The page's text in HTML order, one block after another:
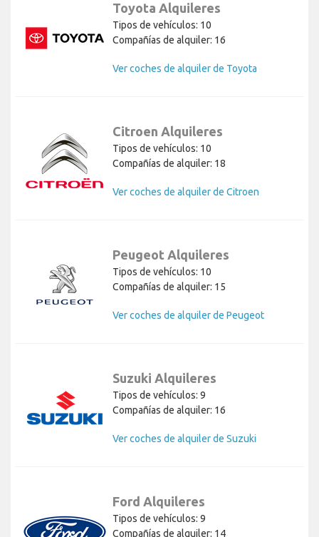
Toyota Alquileres
Tipos de vehículos: 10
Compañías de alquiler: 16
Ver coches de alquiler de Toyota
Citroen Alquileres
Tipos de vehículos: 10
Compañías de alquiler: 18
Ver coches de alquiler de Citroen
Peugeot Alquileres
Tipos de vehículos: 10
Compañías de alquiler: 15
Ver coches de alquiler de Peugeot
Suzuki Alquileres
Tipos de vehículos: 9
Compañías de alquiler: 16
Ver coches de alquiler de Suzuki
Ford Alquileres
Tipos de vehículos: 9
Compañías de alquiler: 14